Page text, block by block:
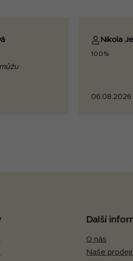
Nikola
100%
06.08.2026
Další
O nás
Naše